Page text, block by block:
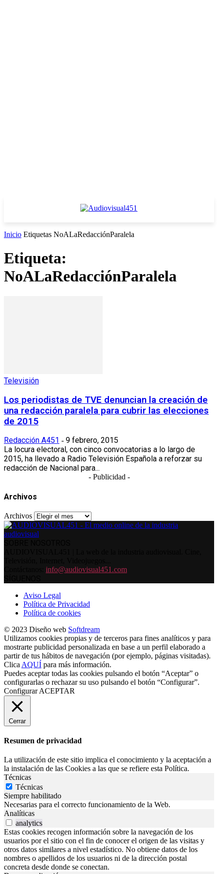
Inicio Etiquetas NoALaRedacciónParalela
Etiqueta:
NoALaRedacciónParalela
Televisión
Los periodistas de TVE denuncian la creación de
una redacción paralela para cubrir las elecciones
de 2015
Redacción A451 - 9 febrero, 2015
La locura electoral, con cinco convocatorias a lo largo de
2015, ha llevado a Radio Televisión Española a reforzar su
redacción de Nacional para...
- Publicidad -
Archivos
Archivos
info@audiovisual451.com
Aviso Legal
Política de Privacidad
Política de cookies
© 2023 Diseño web Softdream
Utilizamos cookies propias y de terceros para fines analíticos y para
mostrarte publicidad personalizada en base a un perfil elaborado a
partir de tus hábitos de navegación (por ejemplo, páginas visitadas).
Clica AQUÍ para más información.
Puedes aceptar todas las cookies pulsando el botón “Aceptar” o
configurarlas o rechazar su uso pulsando el botón “Configurar”.
Configurar ACEPTAR
Cerrar
Resumen de privacidad
La utilización de este sitio implica el conocimiento y la aceptación a
la instalación de las Cookies a las que se refiere esta Política.
Técnicas
Técnicas
Siempre habilitado
Necesarias para el correcto funcionamiento de la Web.
Analíticas
analytics
Estas cookies recogen información sobre la navegación de los
usuarios por el sitio con el fin de conocer el origen de las visitas y
otros datos similares a nivel estadístico. No obtiene datos de los
nombres o apellidos de los usuarios ni de la dirección postal
concreta desde donde se conectan.